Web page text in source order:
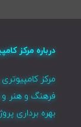
درباره مرکز
مرکز
فرهنگ و هنر و
بهره برداری